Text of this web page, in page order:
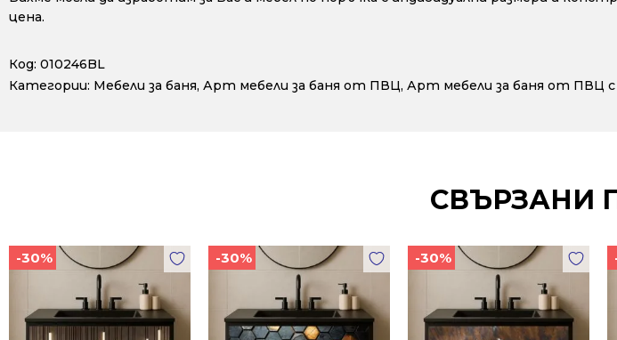
цена.
Код: 010246BL
Категории: Мебели за баня, Арт мебели за баня от ПВЦ, Арт мебели за баня от ПВЦ
СВЪРЗАНИ
-30% -30% -30%